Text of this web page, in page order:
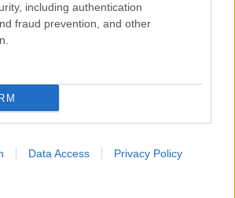
including authentication
fraud prevention, and other
Data Access Privacy Policy